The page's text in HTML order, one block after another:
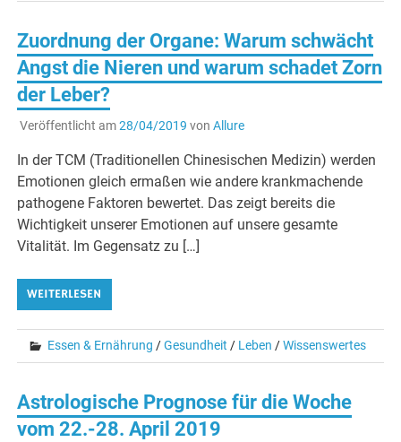
Zuordnung der Organe: Warum schwächt
Angst die Nieren und warum schadet Zorn
der Leber?
Veröffentlicht am28/04/2019 von Allure
In der TCM (Traditionellen Chinesischen Medizin) werden
Emotionen gleich ermaßen wie andere krankmachende
pathogene Faktoren bewertet. Das zeigt bereits die
Wichtigkeit unserer Emotionen auf unsere gesamte
Vitalität. Im Gegensatz zu […]
WEITERLESEN
Essen & Ernährung /Gesundheit / Leben /Wissenswertes
Astrologische Prognose für die Woche
vom 22.-28. April 2019